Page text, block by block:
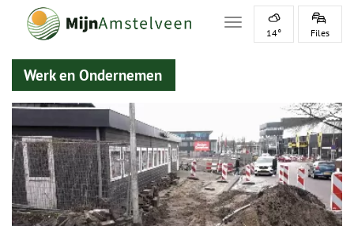
Toggle navigation
14° Files
Werk en Ondernemen